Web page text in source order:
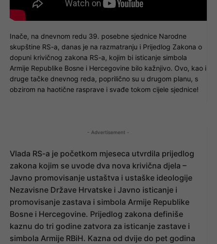
Inače, na dnevnom redu 39. posebne sjednice Narodne
skupštine RS-a, danas je na razmatranju i Prijedlog Zakona o
dopuni krivičnog zakona RS-a, kojim bi isticanje simbola
Armije Republike Bosne i Hercegovine bilo kažnjivo. Ovo, kao i
druge tačke dnevnog reda, poprilično su u drugom planu, s
obzirom na haotične rasprave i svađe tokom cijele sjednice!
- Advertisement -
Vlada RS-a je početkom mjeseca utvrdila prijedlog
zakona kojim se uvode dva nova krivična djela –
Javno promovisanje ustaštva i ustaške ideologije
Nezavisne Države Hrvatske i Javno isticanje i
promovisanje zastava i simbola Armije Republike
Bosne i Hercegovine. Prijedlog zakona definiše
kaznu do tri godine zatvora za isticanje zastave i
simbola Armije RBiH. Kazna od dvije do pet godina